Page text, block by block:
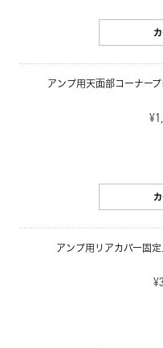
アンプ用天面部コーナー
アンプ用リアカバー固